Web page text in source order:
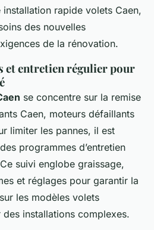
rapide volets Caen,
des nouvelles
de la rénovation.
et entretien régulier pour
se concentre sur la remise
Caen, moteurs défaillants
limiter les pannes, il est
programmes d’entretien
suivi englobe graissage,
et réglages pour garantir la
les modèles volets
installations complexes.